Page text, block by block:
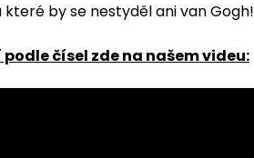
by se nestyděl ani van Gogh!
čísel zde na našem videu: